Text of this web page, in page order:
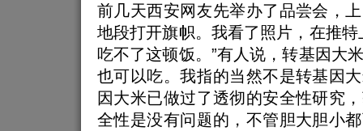
前几天西安网友先举办了品尝会，
地段打开旗帜。我看了照片，在推特
吃不了这顿饭。”有人说，转基因大
也可以吃。我指的当然不是转基因
因大米已做过了透彻的安全性研究
全性是没有问题的，不管胆大胆小